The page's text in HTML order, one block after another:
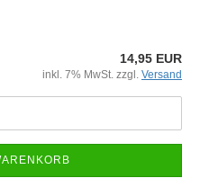
14,95 EUR
inkl. 7% MwSt. zzgl. Versand